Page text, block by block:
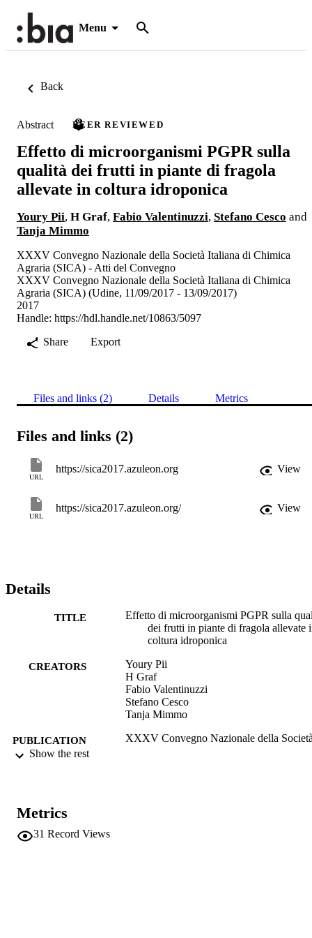
Menu
Back
Abstract PEER REVIEWED
Effetto di microorganismi PGPR sulla
qualità dei frutti in piante di fragola
allevate in coltura idroponica
Youry Pii, H Graf, Fabio Valentinuzzi, Stefano Cesco and
Tanja Mimmo
XXXV Convegno Nazionale della Società Italiana di Chimica
Agraria (SICA) - Atti del Convegno
XXXV Convegno Nazionale della Società Italiana di Chimica
Agraria (SICA) (Udine, 11/09/2017 - 13/09/2017)
2017
Handle: https://hdl.handle.net/10863/5097
Share
Export
Files and links (2) Details Metrics
Files and links (2)
URL
https://sica2017.azuleon.org View
URL
https://sica2017.azuleon.org/ View
Details
TITLE
Effetto di microorganismi PGPR sulla
dei frutti in piante di fragola allevate
coltura idroponica
CREATORS
Youry Pii
H Graf
Fabio Valentinuzzi
Stefano Cesco
Tanja Mimmo
PUBLICATION
DETAILS
XXXV Convegno Nazionale della
PUBLISHER
Show the rest
Metrics
31 Record Views